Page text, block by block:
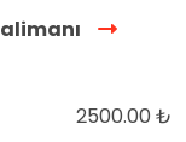
2500.00 ₺